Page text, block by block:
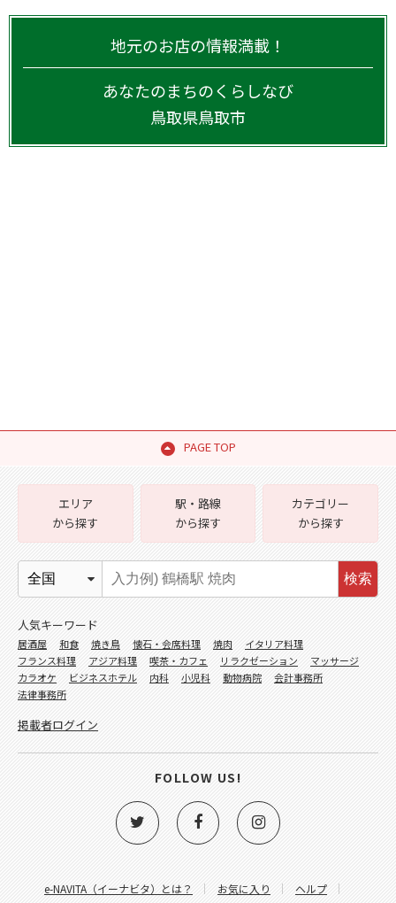
地元のお店の情報満載！
あなたのまちのくらしなび
鳥取県鳥取市
PAGE TOP
e-NAVITA（イーナビタ）とは？ お気に入り ヘルプ
エリア
から探す
駅・路線
から探す
カテゴリー
から探す
検索
人気キーワード
居酒屋 和食 焼き鳥 懐石・会席料理 焼肉
イタリア料理
フランス料理
アジア料理 喫茶・カフェ リラクゼーション
マッサージ
カラオケ
ビジネスホテル 内科 小児科 動物病院
会計事務所
法律事務所
掲載者ログイン
FOLLOW US!